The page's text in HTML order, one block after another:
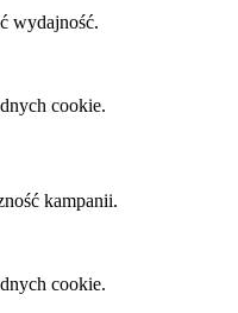
wydajność.
cookie.
kampanii.
cookie.